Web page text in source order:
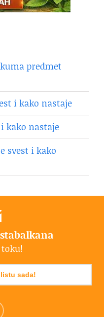
predmet
i kako nastaje
kako nastaje
svest i kako
sada!